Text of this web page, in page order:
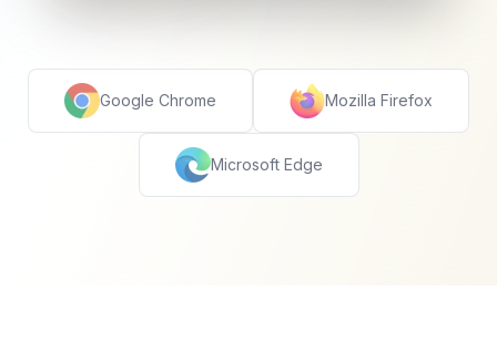
Google Chrome Mozilla Firefox
Microsoft Edge